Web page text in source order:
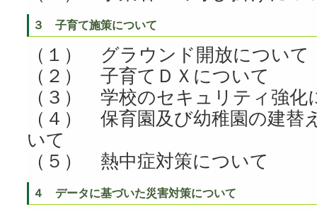
３ 子育て施策について
（１） グラウンド開放について
（２） 子育てＤＸについて
（３） 学校のセキュリティ強化
（４） 保育園及び幼稚園の建替
いて
（５） 熱中症対策について
４ データに基づいた災害対策について